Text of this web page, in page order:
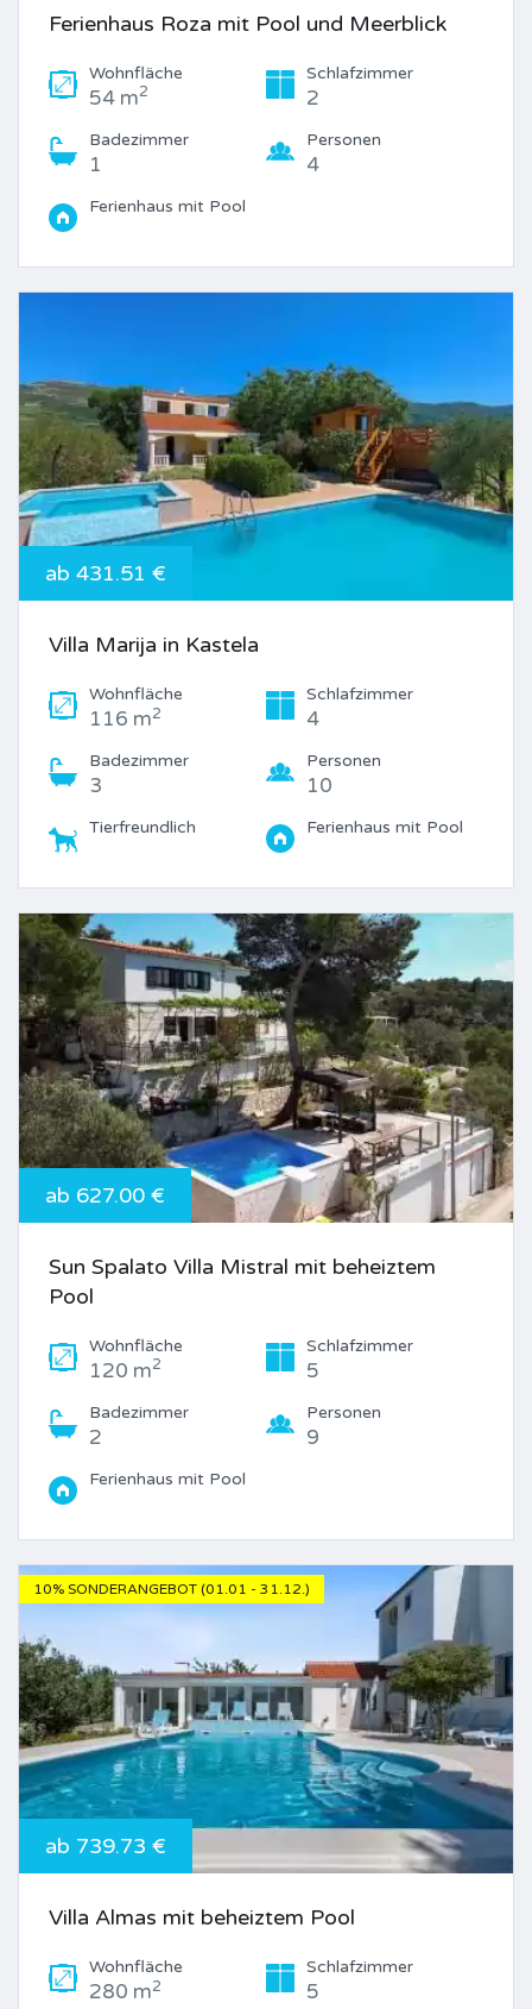
Ferienhaus Roza mit Pool und Meerblick
Wohnfläche
54 m2
Schlafzimmer
2
Badezimmer
1
Personen
4
Ferienhaus mit Pool
ab 431.51 €
Villa Marija in Kastela
Wohnfläche
116 m2
Schlafzimmer
4
Badezimmer
3
Personen
10
Tierfreundlich Ferienhaus mit Pool
ab 627.00 €
Sun Spalato Villa Mistral mit beheiztem
Pool
Wohnfläche
120 m2
Schlafzimmer
5
Badezimmer
2
Personen
9
Ferienhaus mit Pool
10% SONDERANGEBOT (01.01 - 31.12.)
ab 739.73 €
Villa Almas mit beheiztem Pool
Wohnfläche
280 m2
Schlafzimmer
5